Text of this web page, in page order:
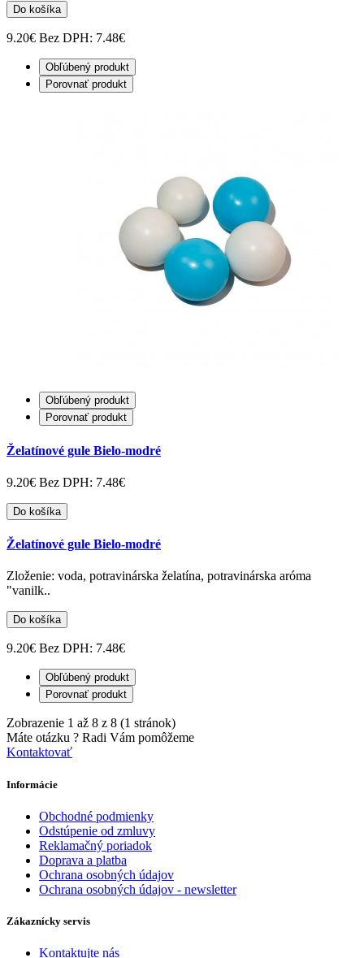
Do košíka
9.20€ Bez DPH: 7.48€
Obľúbený produkt
Porovnať produkt
Obľúbený produkt
Porovnať produkt
Želatínové gule Bielo-modré
9.20€ Bez DPH: 7.48€
Do košíka
Želatínové gule Bielo-modré
Zloženie: voda, potravinárska želatína, potravinárska aróma
"vanilk..
Do košíka
9.20€ Bez DPH: 7.48€
Obľúbený produkt
Porovnať produkt
Zobrazenie 1 až 8 z 8 (1 stránok)
Máte otázku ? Radi Vám pomôžeme
Kontaktovať
Informácie
Obchodné podmienky
Odstúpenie od zmluvy
Reklamačný poriadok
Doprava a platba
Ochrana osobných údajov
Ochrana osobných údajov - newsletter
Zákaznícky servis
Kontaktujte nás